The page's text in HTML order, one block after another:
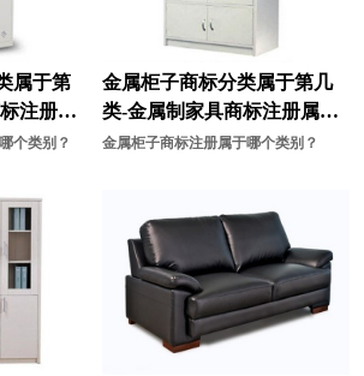
航空航天装备商标注册
耗材商标注册
教育商标注册
建筑材料商标注册
属于第
注册属
个类别？
金属柜子商标分类属于第几
类-金属制家具商标注册属于
哪一类？
金属柜子商标注册属于哪个类别？